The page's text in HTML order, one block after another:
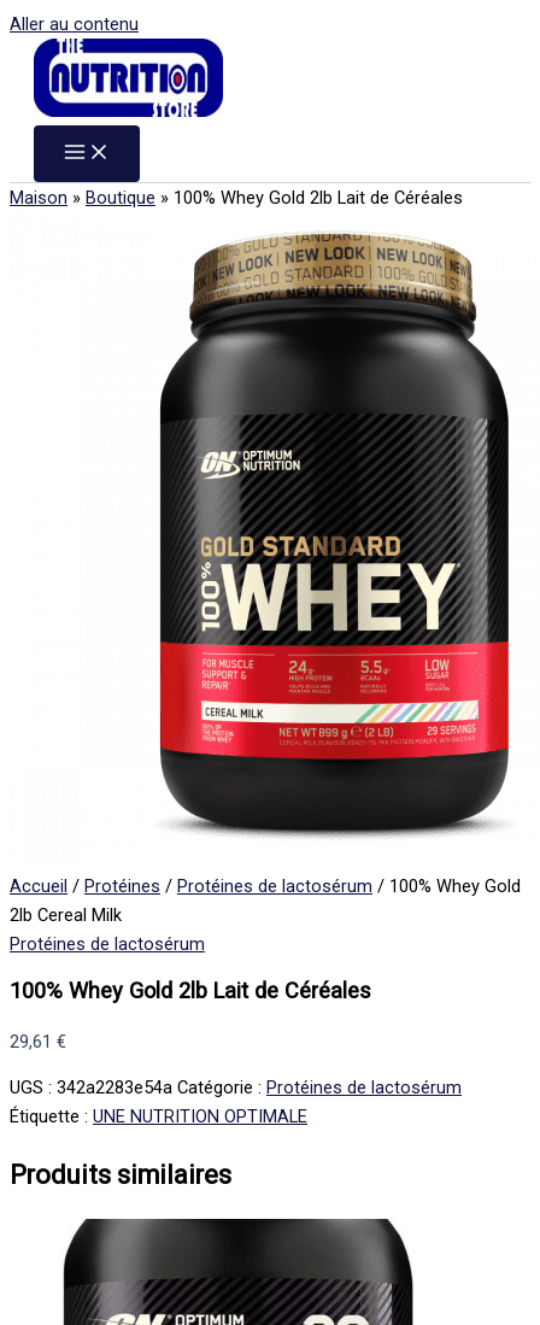
Aller au contenu
Maison » Boutique » 100% Whey Gold 2lb Lait de Céréales
Accueil / Protéines / Protéines de lactosérum / 100% Whey Gold
2lb Cereal Milk
Protéines de lactosérum
100% Whey Gold 2lb Lait de Céréales
29,61 €
UGS : 342a2283e54a Catégorie : Protéines de lactosérum
Étiquette : UNE NUTRITION OPTIMALE
Produits similaires